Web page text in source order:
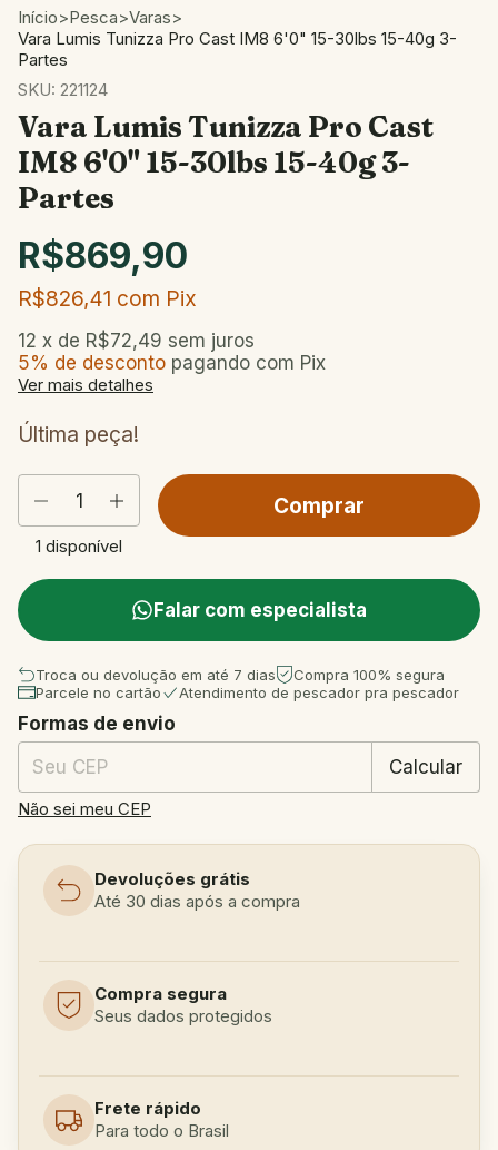
Início>Pesca>Varas>
Vara Lumis Tunizza Pro Cast IM8 6'0" 15-30lbs 15-40g 3-
Partes
SKU: 221124
Vara Lumis Tunizza Pro Cast
IM8 6'0" 15-30lbs 15-40g 3-
Partes
R$869,90
R$826,41 com Pix
12 x de R$72,49 sem juros
5% de desconto pagando com Pix
Ver mais detalhes
Última peça!
1 disponível
Falar com especialista
Troca ou devolução em até 7 dias
Compra 100% segura
Parcele no cartão
Atendimento de pescador pra pescador
Entregas para o CEP:
Formas de envio
Calcular
Não sei meu CEP
Devoluções grátis
Até 30 dias após a compra
Compra segura
Seus dados protegidos
Frete rápido
Para todo o Brasil